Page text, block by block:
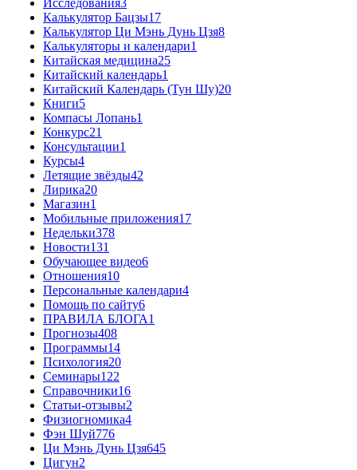
Калькулятор Бацзы17
Калькулятор Ци Мэнь Дунь Цзя8
Калькуляторы и календари1
Китайская медицина25
Китайский календарь1
Китайский Календарь (Тун Шу)20
Книги5
Компасы Лопань1
Конкурс21
Консультации1
Курсы4
Летящие звёзды42
Лирика20
Магазин1
Мобильные приложения17
Недельки378
Новости131
Обучающее видео6
Отношения10
Персональные календари4
Помощь по сайту6
ПРАВИЛА БЛОГА1
Прогнозы408
Программы14
Психология20
Семинары122
Справочники16
Статьи-отзывы2
Физиогномика4
Фэн Шуй776
Ци Мэнь Дунь Цзя645
Цигун2